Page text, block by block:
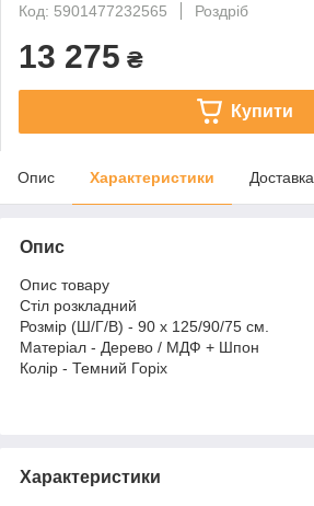
Код: 5901477232565
Роздріб
13 275 ₴
Купити
Опис Характеристики Доставка
Опис
Опис товару
Стіл розкладний
Розмір (Ш/Г/В) - 90 x 125/90/75 см.
Матеріал - Дерево / МДФ + Шпон
Колір - Темний Горіх
Характеристики